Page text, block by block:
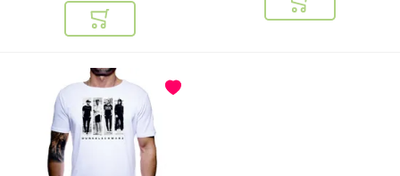
In den Warenkorb
In den